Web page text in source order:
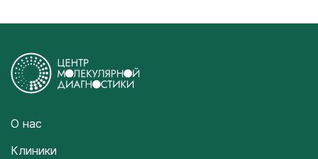
О нас
Клиники